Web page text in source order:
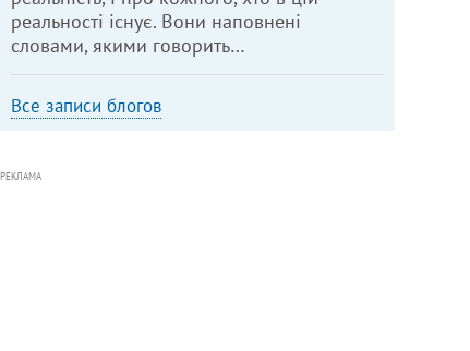
реальності існує. Вони наповнені
словами, якими говорить…
Все записи блогов
РЕКЛАМА